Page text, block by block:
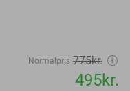
Normalpris 775kr.
495kr.